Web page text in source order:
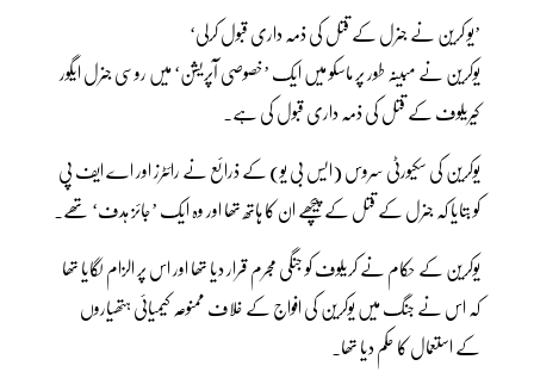
’یو کرین نے جنرل کے قتل کی ذمہ داری قبول کرلی‘
یوکرین نے مبینہ طور پر ماسکو میں ایک ’خصوصی آپریشن‘ میں روسی جنرل ایگور
کیریلوف کے قتل کی ذمہ داری قبول کی ہے۔
یوکرین کی سکیورٹی سروس (ایس بی یو) کے ذرائع نے رائٹرز اور اے ایف پی
کو بتایا کہ جنرل کے قتل کے پیچھے ان کا ہاتھ تھا اور وہ ایک ’جائز ہدف‘ تھے۔
یوکرین کے حکام نے کریلوف کو جنگی مجرم قرار دیا تھا اور اس پر الزام لگایا تھا
کہ اس نے جنگ میں یوکرین کی افواج کے خلاف ممنوعہ کیمیائی ہتھیاروں
کے استعمال کا حکم دیا تھا۔